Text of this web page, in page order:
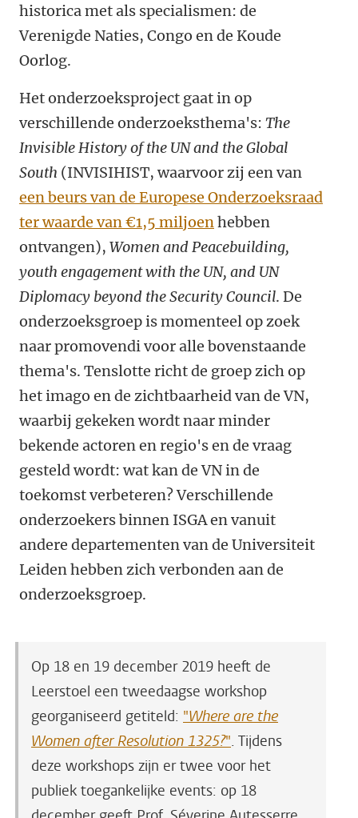
historica met als specialismen: de
Verenigde Naties, Congo en de Koude
Oorlog.
Het onderzoeksproject gaat in op
verschillende onderzoeksthema's: The
Invisible History of the UN and the Global
South (INVISIHIST, waarvoor zij een van
een beurs van de Europese Onderzoeksraad
ter waarde van €1,5 miljoenhebben
ontvangen), Women and Peacebuilding,
youth engagement with the UN, and UN
Diplomacy beyond the Security Council. De
onderzoeksgroep is momenteel op zoek
naar promovendi voor alle bovenstaande
thema's. Tenslotte richt de groep zich op
het imago en de zichtbaarheid van de VN,
waarbij gekeken wordt naar minder
bekende actoren en regio's en de vraag
gesteld wordt: wat kan de VN in de
toekomst verbeteren? Verschillende
onderzoekers binnen ISGA en vanuit
andere departementen van de Universiteit
Leiden hebben zich verbonden aan de
onderzoeksgroep.
Op 18 en 19 december 2019 heeft de
Leerstoel een tweedaagse workshop
georganiseerd getiteld: "Where are the
Women after Resolution 1325?". Tijdens
deze workshops zijn er twee voor het
publiek toegankelijke events: op 18